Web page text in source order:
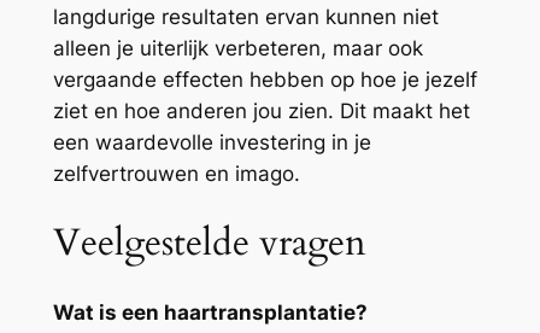
langdurige resultaten ervan kunnen niet
alleen je uiterlijk verbeteren, maar ook
vergaande effecten hebben op hoe je jezelf
ziet en hoe anderen jou zien. Dit maakt het
een waardevolle investering in je
zelfvertrouwen en imago.
Veelgestelde vragen
Wat is een haartransplantatie?